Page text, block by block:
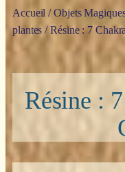
Accueil /Objets
plantes / Résine : 7
Résine :